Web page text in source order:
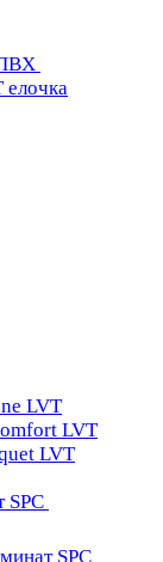
LVT
LVT
LVT
SPC
SPC